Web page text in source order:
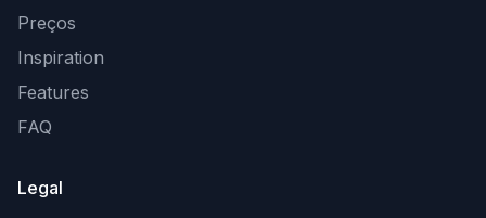
Preços
Inspiration
Features
FAQ
Legal